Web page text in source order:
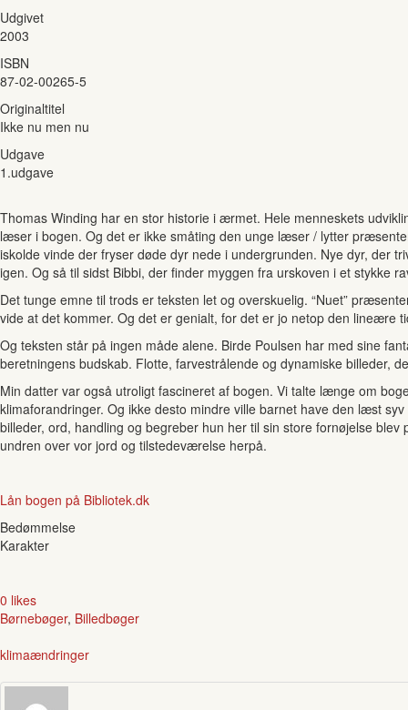
Udgivet
2003
ISBN
87-02-00265-5
Originaltitel
Ikke nu men nu
Udgave
1.udgave
Thomas Winding har en stor historie i ærmet. Hele menneskets
læser i bogen. Og det er ikke småting den unge læser / lytter
iskolde vinde der fryser døde dyr nede i undergrunden. Nye dyr, der
igen. Og så til sidst Bibbi, der finder myggen fra urskoven i et stykke
Det tunge emne til trods er teksten let og overskuelig. “Nuet”
vide at det kommer. Og det er genialt, for det er jo netop den lineære
Og teksten står på ingen måde alene. Birde Poulsen har med sine
beretningens budskab. Flotte, farvestrålende og dynamiske billeder,
Min datter var også utroligt fascineret af bogen. Vi talte længe om
klimaforandringer. Og ikke desto mindre ville barnet have den læst
billeder, ord, handling og begreber hun her til sin store fornøjelse
undren over vor jord og tilstedeværelse herpå.
Lån bogen på Bibliotek.dk
Bedømmelse
Karakter
0 likes
Børnebøger, Billedbøger
klimaændringer